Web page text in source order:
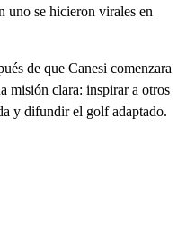
uno se hicieron virales en
de que Canesi comenzara
misión clara: inspirar a otros
y difundir el golf adaptado.